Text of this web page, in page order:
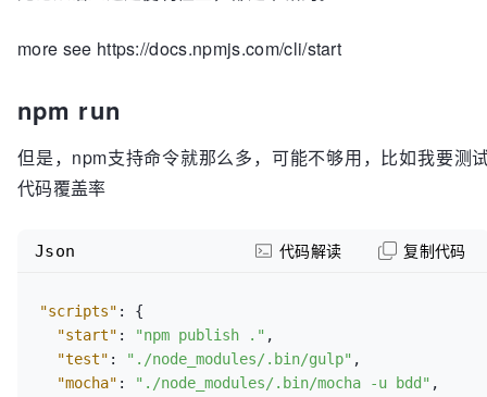
more see https://docs.npmjs.com/cli/start
npm run
但是，npm支持命令就那么多，可能不够用，比如我要测
代码覆盖率
"scripts" :
{
"start" : "npm publish ." ,
"test" : "./node_modules/.bin/gulp" ,
"mocha" : "./node_modules/.bin/mocha -u bdd" ,
Json 代码解读 复制代码